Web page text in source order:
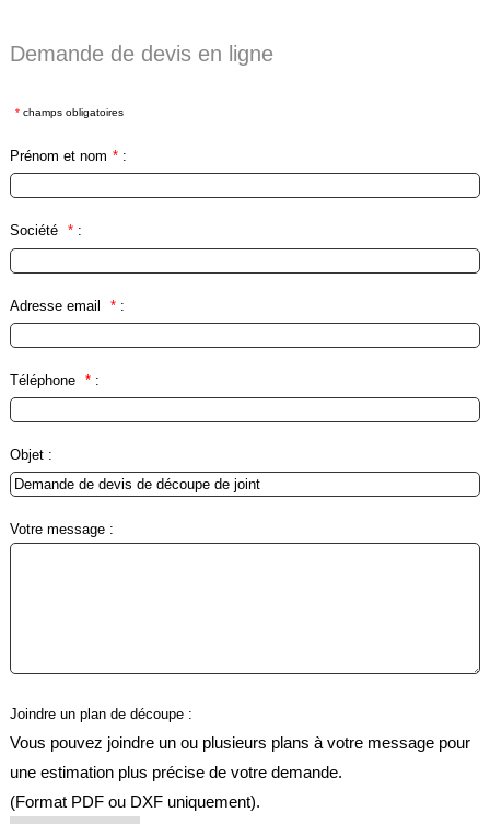
Services
Découpe
jet
d’eau
Soudure
alimentaire
panel
technique
Bureau
Analyseur
de
Fiches
Laiteries
Brasseries
Véhicules
utilitaires
Demande de devis en ligne
*champs obligatoires
Prénom et nom *:
Société * :
Adresse email *:
Téléphone *:
Objet :
Votre message :
Joindre un plan de découpe:
Vous pouvez joindre un ou plusieurs plans à votre message pour
une estimation plus précise de votre demande.
(Format PDF ou DXF uniquement).